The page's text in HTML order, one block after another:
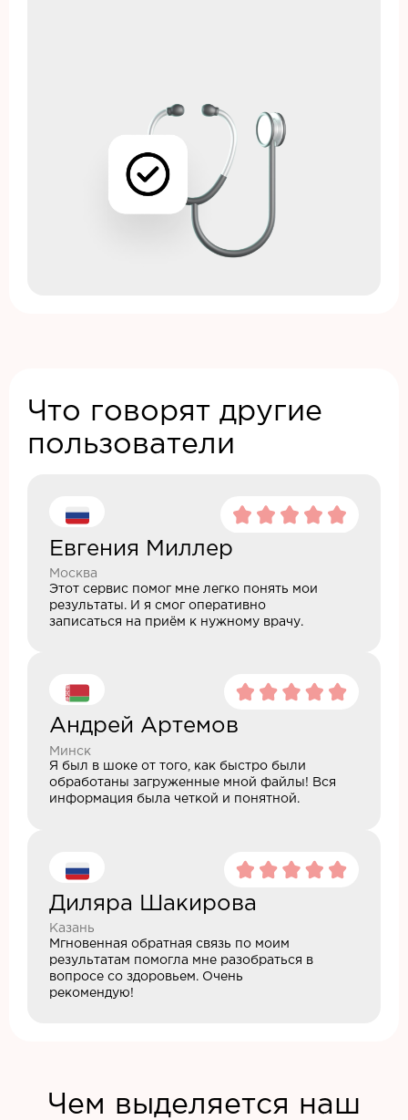
Что говорят другие
пользователи
Евгения Миллер
Москва
Этот сервис помог мне легко понять мои
результаты. И я смог оперативно
записаться на приём к нужному врачу.
Андрей Артемов
Минск
Я был в шоке от того, как быстро были
обработаны загруженные мной файлы! Вся
информация была четкой и понятной.
Диляра Шакирова
Казань
Мгновенная обратная связь по моим
результатам помогла мне разобраться в
вопросе со здоровьем. Очень
рекомендую!
Чем выделяется наш